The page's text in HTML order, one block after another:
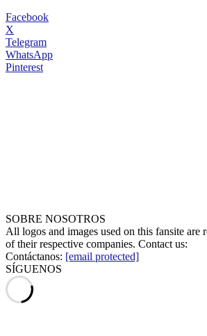
Facebook
X
Telegram
WhatsApp
Pinterest
SOBRE NOSOTROS
All logos and images used on this fansite are
of their respective companies. Contact us:
Contáctanos: [email protected]
SÍGUENOS